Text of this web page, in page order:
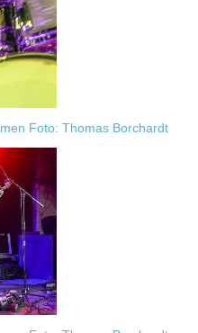
Foto: Thomas Borchardt